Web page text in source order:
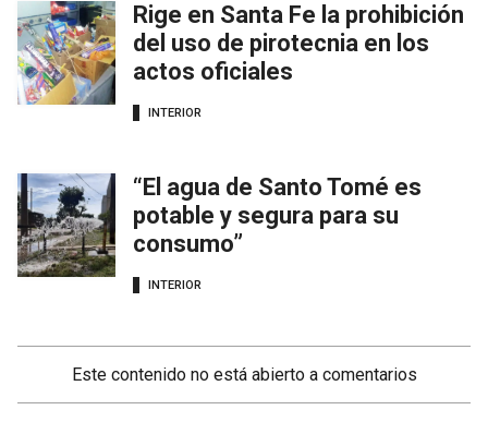
Rige en Santa Fe la prohibición
del uso de pirotecnia en los
actos oficiales
INTERIOR
“El agua de Santo Tomé es
potable y segura para su
consumo”
INTERIOR
Este contenido no está abierto a comentarios